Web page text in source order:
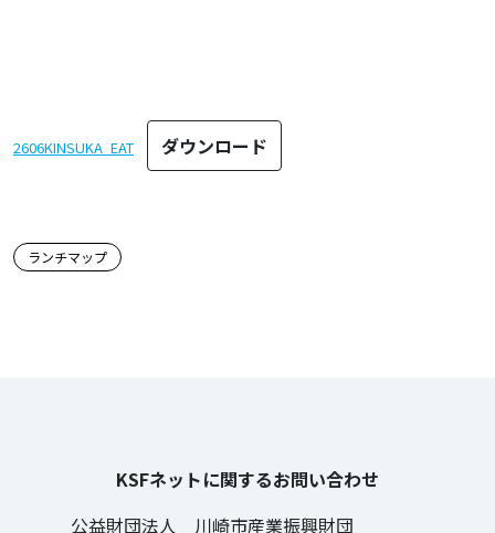
2606KINSUKA_EAT ダウンロード
この記事のタグ
ランチマップ
KSFネットに関するお問い合わせ
公益財団法人 川崎市産業振興財団